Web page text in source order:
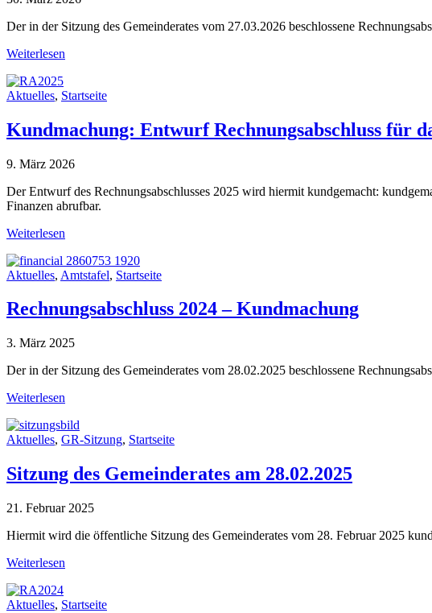
Der in der Sitzung des Gemeinderates vom 27.03.2026 beschlossene
Weiterlesen
Aktuelles, Startseite
Kundmachung: Entwurf Rechnungsabschluss für
9. März 2026
Der Entwurf des Rechnungsabschlusses 2025 wird hiermit kundgemacht:
Finanzen abrufbar.
Weiterlesen
Aktuelles, Amtstafel, Startseite
Rechnungsabschluss 2024 – Kundmachung
3. März 2025
Der in der Sitzung des Gemeinderates vom 28.02.2025 beschlossene
Weiterlesen
Aktuelles, GR-Sitzung, Startseite
Sitzung des Gemeinderates am 28.02.2025
21. Februar 2025
Hiermit wird die öffentliche Sitzung des Gemeinderates vom 28. Februar 2025
Weiterlesen
Aktuelles, Startseite